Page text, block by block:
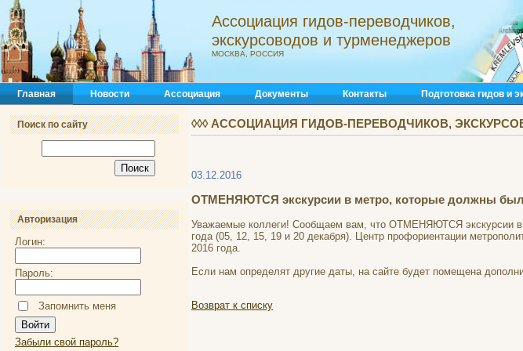
Ассоциация гидов-переводчиков,
экскурсоводов и турменеджеров
МОСКВА, РОССИЯ
Главная Новости Ассоциация Документы Контакты Подготовка гидов и
Поиск по сайту
Авторизация
Логин:
Пароль:
Запомнить меня
Забыли свой пароль?
◊◊◊ АССОЦИАЦИЯ ГИДОВ-ПЕРЕВОДЧИКОВ,
03.12.2016
ОТМЕНЯЮТСЯ экскурсии в метро, которые должны
Уважаемые коллеги! Сообщаем вам, что ОТМЕНЯЮТСЯ экскурсии в
года (05, 12, 15, 19 и 20 декабря). Центр профориентации
2016 года.
Если нам определят другие даты, на сайте будет помещена
Возврат к списку